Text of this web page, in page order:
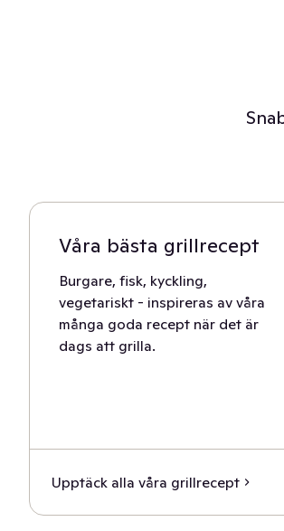
Våra bästa grillrecept
Burgare, fisk, kyckling,
vegetariskt - inspireras av våra
många goda recept när det är
dags att grilla.
Upptäck alla våra grillrecept